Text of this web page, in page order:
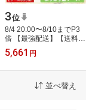
3位
8/4 20:00〜8/10までP3
倍 【最強配送】【送料無
料】選べる 宝 焼酎ハイ
ボール タコハイ
5,661 円
並べ替え